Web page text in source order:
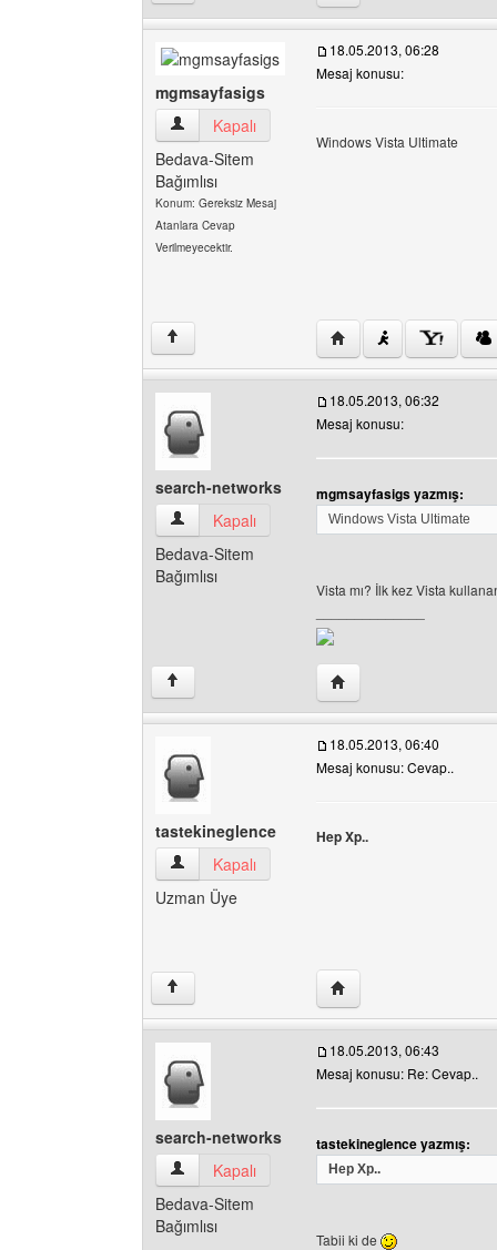
mgmsayfasigs
mgmsayfasigs Kullanıcının profilini görüntüle
Kapalı
Bedava-Sitem
Bağımlısı
Konum: Gereksiz Mesaj
Atanlara Cevap
Verilmeyecektir.
18.05.2013, 06:28
Mesaj konusu:
Windows Vista Ultimate
↑ Yazarın web sitesini
search-networks
search-networks Kullanıcının profilini görüntüle
Kapalı
Bedava-Sitem
Bağımlısı
18.05.2013, 06:32
Mesaj konusu:
mgmsayfasigs yazmış:
Windows Vista Ultimate
Vista mı? İlk kez Vista
↑ Yazarın web sitesini
tastekineglence
tastekineglence Kullanıcının profilini görüntüle
Kapalı
Uzman Üye
18.05.2013, 06:40
Mesaj konusu: Cevap..
Hep Xp..
↑ Yazarın web sitesini
search-networks
search-networks Kullanıcının profilini görüntüle
Kapalı
Bedava-Sitem
Bağımlısı
18.05.2013, 06:43
Mesaj konusu: Re: Cevap..
tastekineglence yazmış:
Hep Xp..
Tabii ki de